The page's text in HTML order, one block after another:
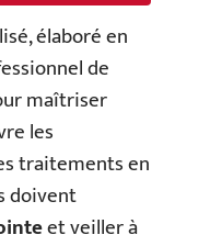
élaboré en
de
maîtriser
les
traitements en
doivent
et veiller à